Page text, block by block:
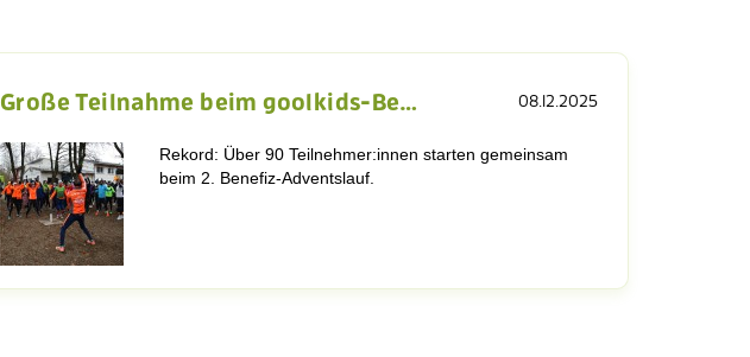
Große Teilnahme beim goolkids-Be… 08.12.2025
Rekord: Über 90 Teilnehmer:innen starten gemeinsam
beim 2. Benefiz-Adventslauf.